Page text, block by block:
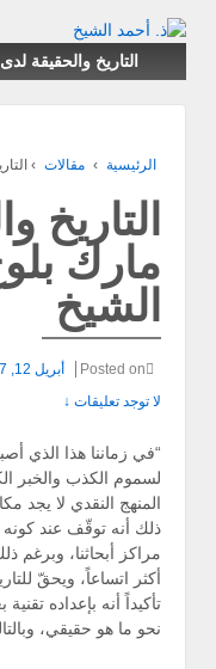
↓ SKIP TO MAIN CONTENT
التاريخ والحقيقة
الرئيسية › مقالات ›
التاريخ
مارك
الشيخ
Posted on أبريل 12, 2017
لا توجد تعليقات ↓
“في زماننا هذا الذي
لسموم الكذب والخبر
المنهج النقدي لا يجد
ذلك أنه توقّف عند
مراكز أبحاثنا، وبرغم
أكثر اتساعاً، ويحقّ
تأكيداً أنه بإعداده
نحو ما هو حقيقي،